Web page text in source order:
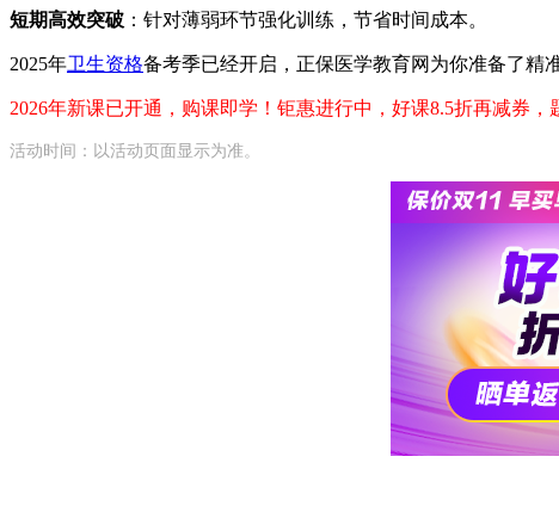
短期高效突破 ：针对薄弱环节强化训练，节省时间成本。
2025年卫生资格备考季已经开启，正保医学教育网为你准备了精
2026年新课已开通，购课即学！钜惠进行中，好课8.5折再减券，
活动时间：以活动页面显示为准。